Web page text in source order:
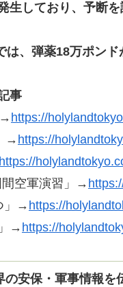
生しており、予断
、弾薬18万ポンド
事
https://
→ https://
https://
間空軍演習」→
」→ https://
→ https://
の安保・軍事情報を